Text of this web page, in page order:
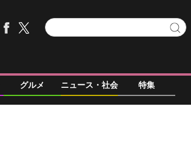
グルメ ニュース・社会 特集